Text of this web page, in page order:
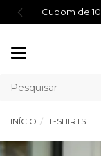
INÍCIO T-SHIRTS